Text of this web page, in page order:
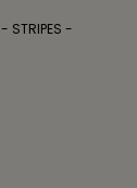
STRIPES -